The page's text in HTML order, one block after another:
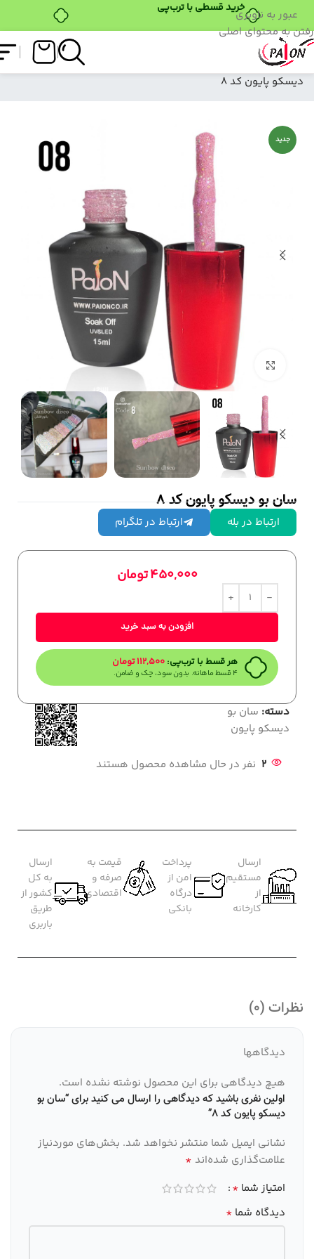
خرید قسطی با ترب‌پیعبور به ناوبری
رفتن به محتوای اصلی
فروشگاه /
سان بو
دیسکو پایون کد 8
جدید
بزرگنمایی تصویر
سان بو دیسکو پایون کد 8
ارتباط در بله ارتباط در تلگرام
450,000تومان
افزودن به سبد خرید
هر قسط با ترب‌پی: 112,500تومان
۴ قسط ماهانه. بدون سود، چک و ضامن.
دسته: سان بو
دیسکو پایون
2 نفر در حال مشاهده محصول هستند
ارسال
مستقیم
از
کارخانه
پرداخت
امن از
درگاه
بانکی
قیمت به
صرفه و
اقتصادی
ارسال
به کل
کشور از
طریق
باربری
نظرات (0)
دیدگاهها
هیچ دیدگاهی برای این محصول نوشته نشده است.
اولین نفری باشید که دیدگاهی را ارسال می کنید برای “سان بو
دیسکو پایون کد 8”
نشانی ایمیل شما منتشر نخواهد شد. بخش‌های موردنیاز
علامت‌گذاری شده‌اند *
امتیاز شما *
دیدگاه شما *